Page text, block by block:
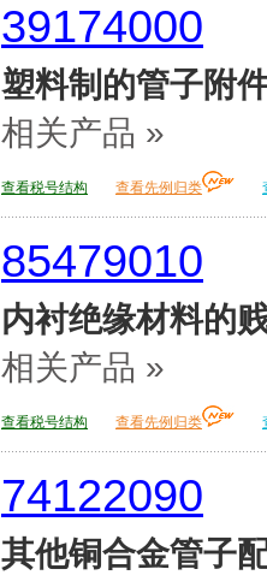
39174000
塑料制的管子附
相关产品 »
查看税号结构 查看先例归类
85479010
内衬绝缘材料的
相关产品 »
查看税号结构 查看先例归类
74122090
其他铜合金管子